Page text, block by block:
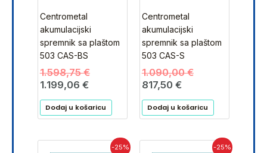
Centrometal
akumulacijski
spremnik sa plaštom
503 CAS-BS
1.598,75€
1.199,06 €
Dodaj u košaricu
Centrometal
akumulacijski
spremnik sa plaštom
503 CAS-S
1.090,00€
817,50 €
Dodaj u košaricu
-25%
Izvorna
Trenutna
-25%
Izvorna
Trenutna